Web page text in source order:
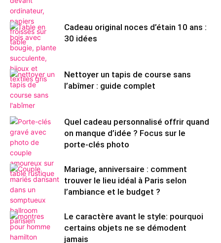
Cadeau original noces d’étain 10 ans :
30 idées
Nettoyer un tapis de course sans
l’abîmer : guide complet
Quel cadeau personnalisé offrir quand
on manque d’idée ? Focus sur le
porte-clés photo
Mariage, anniversaire : comment
trouver le lieu idéal à Paris selon
l’ambiance et le budget ?
Le caractère avant le style: pourquoi
certains objets ne se démodent
jamais